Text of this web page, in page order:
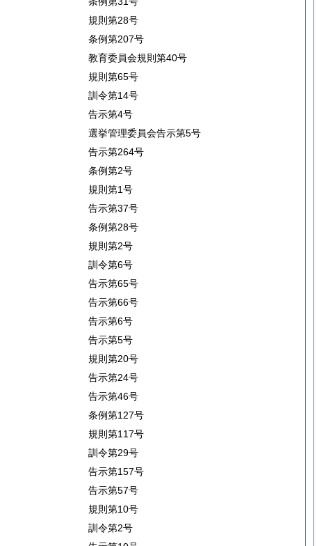
規則第28号
条例第207号
教育委員会規則第40号
規則第65号
訓令第14号
告示第4号
選挙管理委員会告示第5号
告示第264号
条例第2号
規則第1号
告示第37号
条例第28号
規則第2号
訓令第6号
告示第65号
告示第66号
告示第6号
告示第5号
規則第20号
告示第24号
告示第46号
条例第127号
規則第117号
訓令第29号
告示第157号
告示第57号
規則第10号
訓令第2号